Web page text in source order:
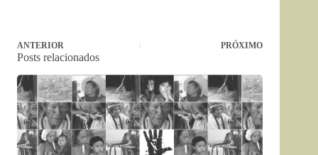
ANTERIOR PRÓXIMO
Posts relacionados